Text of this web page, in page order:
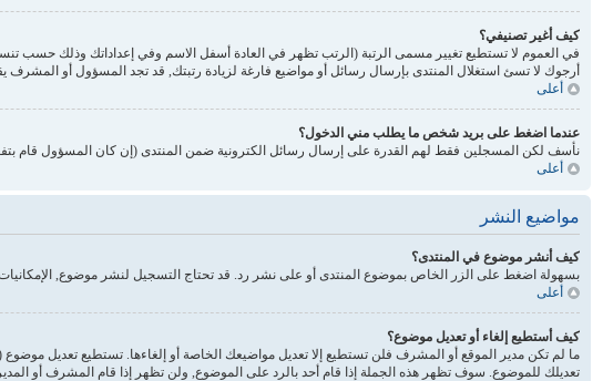
كيف أغير تصنيفي؟
في العموم لا تستطيع تغيير مسمى الرتبة (الرتب تظهر في العادة أسفل الاسم وفي إعداداتك وذلك حسب
أرجوك لا تسئ استغلال المنتدى بإرسال رسائل أو مواضيع فارغة لزيادة رتبتك, قد تجد المسؤول أو المشرف
أعلى
عندما اضغط على بريد شخص ما يطلب مني الدخول؟
نأسف لكن المسجلين فقط لهم القدرة على إرسال رسائل الكترونية ضمن المنتدى (إن كان المسؤول قام
أعلى
مواضيع النشر
كيف أنشر موضوع في المنتدى؟
بسهولة اضغط على الزر الخاص بموضوع المنتدى أو على نشر رد. قد تحتاج التسجيل لنشر موضوع,
أعلى
كيف أستطيع إلغاء أو تعديل موضوع؟
ما لم تكن مدير الموقع أو المشرف فلن تستطيع إلا تعديل مواضيعك الخاصة أو إلغاءها. تستطيع تعديل
تعديلك للموضوع. سوف تظهر هذه الجملة إذا قام أحد بالرد على الموضوع, ولن تظهر إذا قام المشرف أو